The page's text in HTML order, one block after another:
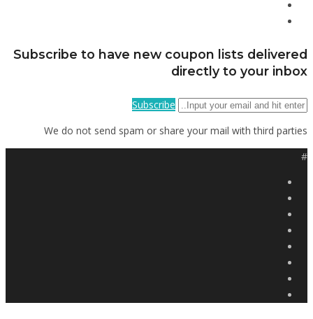
Subscribe to have new coupon lists delivered
directly to your inbox
Subscribe
We do not send spam or share your mail with third parties
#